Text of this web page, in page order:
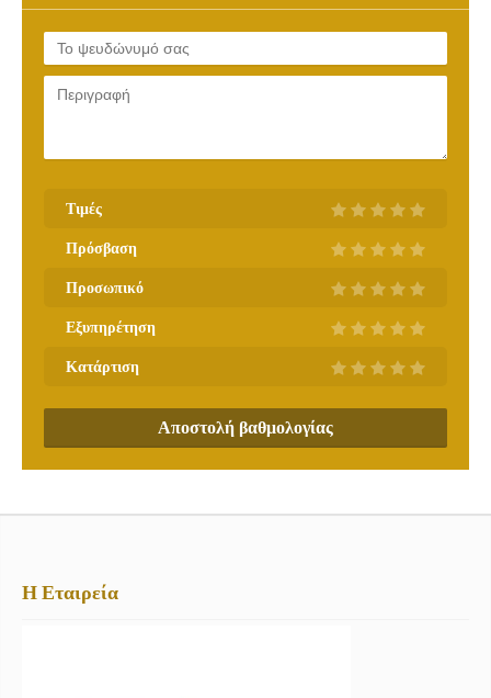
Τιμές
Πρόσβαση
Προσωπικό
Εξυπηρέτηση
Κατάρτιση
Αποστολή βαθμολογίας
Η Εταιρεία